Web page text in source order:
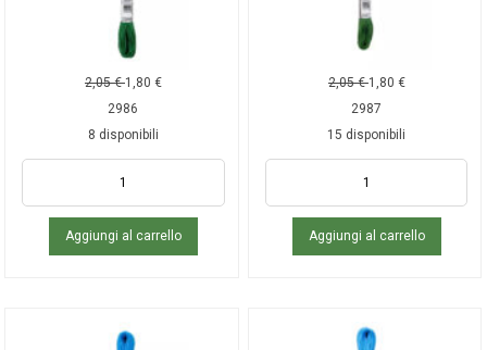
2,05€ 1,80 €
2986
8 disponibili
Aggiungi al carrello
2,05€ 1,80 €
2987
15 disponibili
Aggiungi al carrello